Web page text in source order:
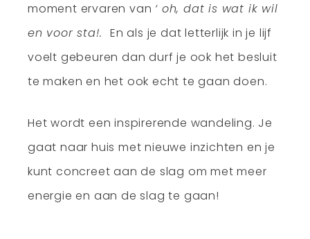
moment ervaren van ‘ oh, dat is wat ik wil
en voor sta!. En als je dat letterlijk in je lijf
voelt gebeuren dan durf je ook het besluit
te maken en het ook echt te gaan doen.
Het wordt een inspirerende wandeling. Je
gaat naar huis met nieuwe inzichten en je
kunt concreet aan de slag om met meer
energie en aan de slag te gaan!